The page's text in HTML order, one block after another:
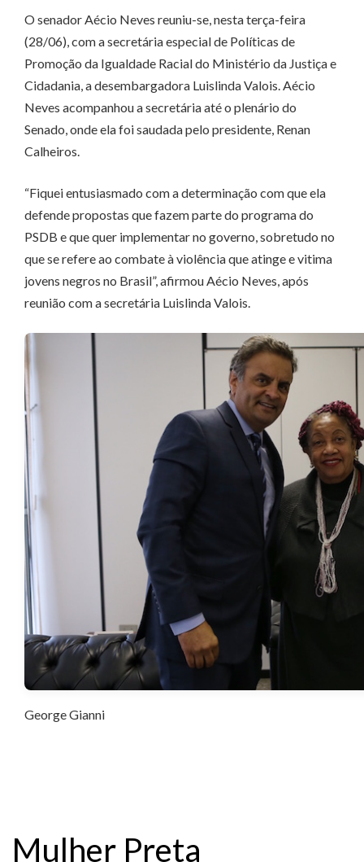
O senador Aécio Neves reuniu-se, nesta terça-feira
(28/06), com a secretária especial de Políticas de
Promoção da Igualdade Racial do Ministério da Justiça e
Cidadania, a desembargadora Luislinda Valois. Aécio
Neves acompanhou a secretária até o plenário do
Senado, onde ela foi saudada pelo presidente, Renan
Calheiros.
“Fiquei entusiasmado com a determinação com que ela
defende propostas que fazem parte do programa do
PSDB e que quer implementar no governo, sobretudo no
que se refere ao combate à violência que atinge e vitima
jovens negros no Brasil”, afirmou Aécio Neves, após
reunião com a secretária Luislinda Valois.
George Gianni
Mulher Preta